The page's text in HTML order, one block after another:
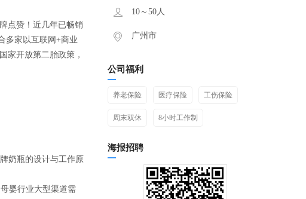
点赞！近几年已畅销
多家以互联网+商业
家开放第二胎政策，
奶瓶的设计与工作原
婴行业大型渠道需
10～50人
广州市
公司福利
养老保险 医疗保险 工伤保险
周末双休 8小时工作制
海报招聘